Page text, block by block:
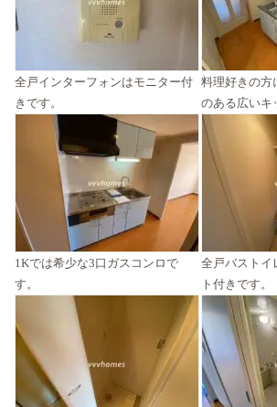
全戸インターフォンはモニター付
きです。
料理好きの方
のある広いキ
1Kでは希少な3口ガスコンロで
す。
全戸バストイ
ト付きです。